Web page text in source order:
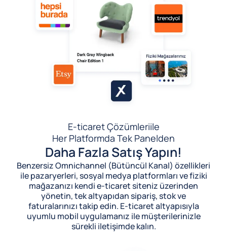
E-ticaret Çözümleriile
Her Platformda Tek Panelden
Daha Fazla Satış Yapın!
Benzersiz Omnichannel (Bütüncül Kanal) özellikleri
ile pazaryerleri, sosyal medya platformları ve fiziki
mağazanızı kendi e-ticaret siteniz üzerinden
yönetin, tek altyapıdan sipariş, stok ve
faturalarınızı takip edin. E-ticaret altyapısıyla
uyumlu mobil uygulamanız ile müşterilerinizle
sürekli iletişimde kalın.